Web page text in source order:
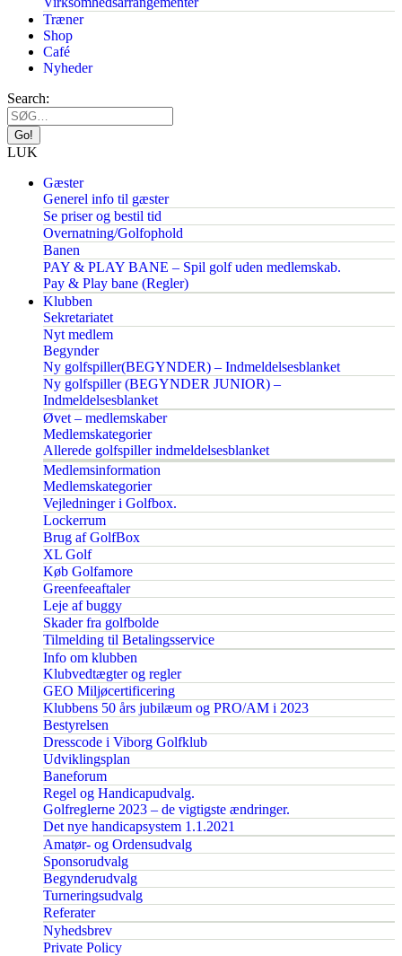
Træner
Shop
Café
Nyheder
Search:
LUK
Gæster
Generel info til gæster
Se priser og bestil tid
Overnatning/Golfophold
Banen
PAY & PLAY BANE – Spil golf uden medlemskab.
Pay & Play bane (Regler)
Klubben
Sekretariatet
Nyt medlem
Begynder
Ny golfspiller(BEGYNDER) – Indmeldelsesblanket
Ny golfspiller (BEGYNDER JUNIOR) –
Indmeldelsesblanket
Øvet – medlemskaber
Medlemskategorier
Allerede golfspiller indmeldelsesblanket
Medlemsinformation
Medlemskategorier
Vejledninger i Golfbox.
Lockerrum
Brug af GolfBox
XL Golf
Køb Golfamore
Greenfeeaftaler
Leje af buggy
Skader fra golfbolde
Tilmelding til Betalingsservice
Info om klubben
Klubvedtægter og regler
GEO Miljøcertificering
Klubbens 50 års jubilæum og PRO/AM i 2023
Bestyrelsen
Dresscode i Viborg Golfklub
Udviklingsplan
Baneforum
Regel og Handicapudvalg.
Golfreglerne 2023 – de vigtigste ændringer.
Det nye handicapsystem 1.1.2021
Amatør- og Ordensudvalg
Sponsorudvalg
Begynderudvalg
Turneringsudvalg
Referater
Nyhedsbrev
Private Policy